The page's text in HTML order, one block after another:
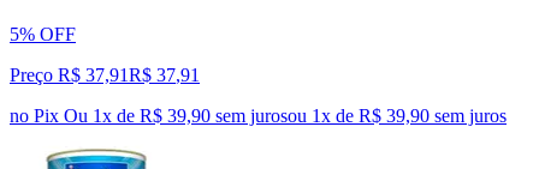
5% OFF
Preço R$ 37,91R$ 37,91
no Pix Ou 1x de R$ 39,90 sem jurosou 1x de R$ 39,90 sem juros